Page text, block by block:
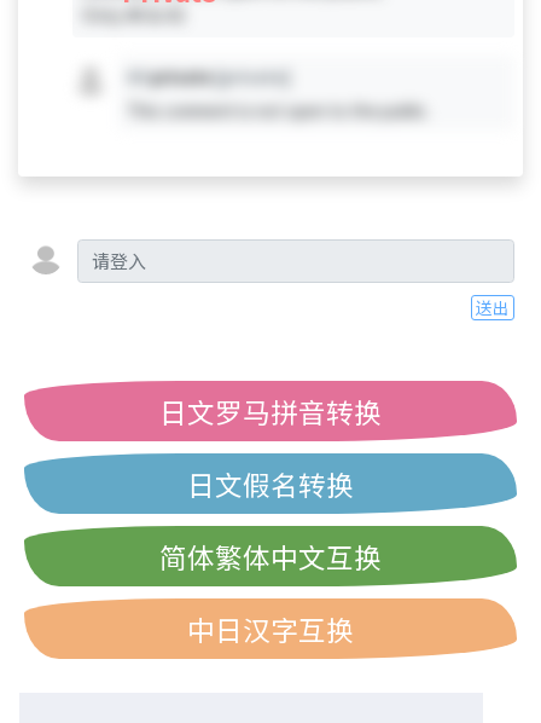
private [private]
This comment is not open to the public.
送出
日文罗马拼音转换
日文假名转换
简体繁体中文互换
中日汉字互换